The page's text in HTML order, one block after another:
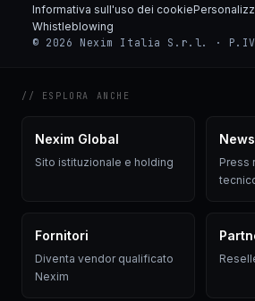
Informativa sull'uso dei cookie
Whistleblowing
© 2026 Nexim Italia S.r.l. · P.IVA
// ESPLORA ANCHE
Nexim Global
Sito istituzionale e holding
News
Press
Fornitori
Diventa vendor qualificato
Nexim